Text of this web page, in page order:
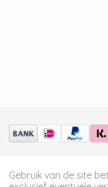
Gebruik van de site